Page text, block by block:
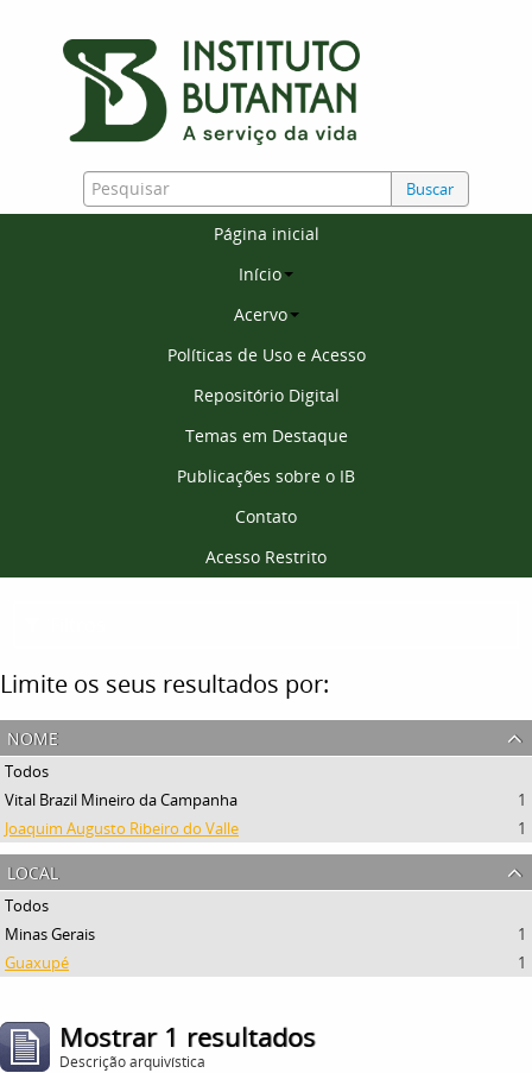
Buscar
Página inicial
Início
Acervo
Políticas de Uso e Acesso
Repositório Digital
Temas em Destaque
Publicações sobre o IB
Contato
Acesso Restrito
Limite os seus resultados por:
nome
Todos
Vital Brazil Mineiro da Campanha
1
Joaquim Augusto Ribeiro do Valle
1
local
Todos
Minas Gerais
1
Guaxupé
1
Mostrar 1 resultados
Descrição arquivística